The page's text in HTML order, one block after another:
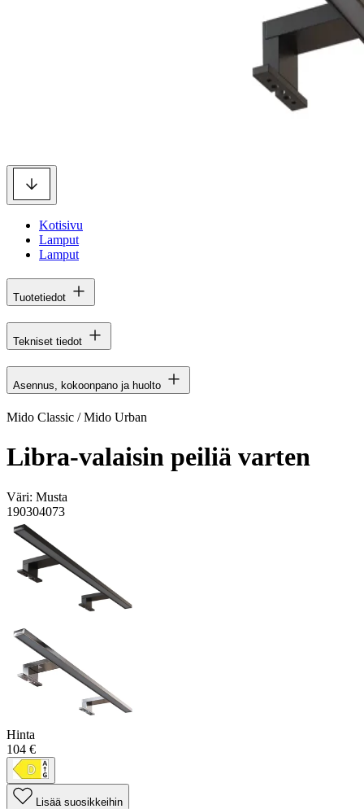
Kotisivu
Lamput
Lamput
Tuotetiedot
Tekniset tiedot
Asennus, kokoonpano ja huolto
Mido Classic / Mido Urban
Libra-valaisin peiliä varten
Väri: Musta
190304073
Hinta
104 €
Lisää suosikkeihin